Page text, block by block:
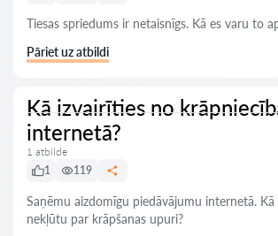
Tiesas spriedums ir netaisnīgs. Kā es varu to
Pāriet uz atbildi
Kā izvairīties no
internetā?
1 atbilde
1
119
Saņēmu aizdomīgu piedāvājumu internetā.
nekļūtu par krāpšanas upuri?